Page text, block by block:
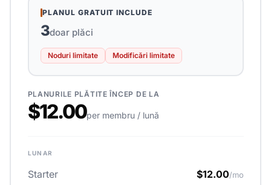
PLANUL GRATUIT INCLUDE
3doar plăci
Noduri limitate Modificări limitate
PLANURILE PLĂTITE ÎNCEP DE LA
$12.00per membru / lună
LUNAR
Starter $12.00/mo